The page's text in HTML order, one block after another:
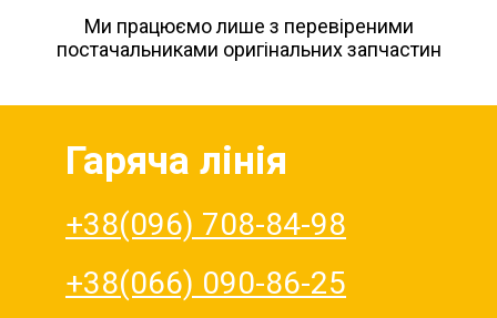
Ми працюємо лише з перевіреними
постачальниками оригінальних запчастин
Гаряча лінія
+38(096) 708-84-98
+38(066) 090-86-25